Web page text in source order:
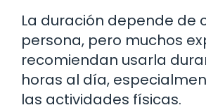
La duración depende de
persona, pero muchos
recomiendan usarla
horas al día,
las actividades físicas.